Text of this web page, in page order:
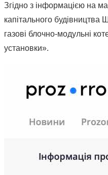
Згідно з інформацією на
капітального будівництва
газові блочно-модульні
установки».